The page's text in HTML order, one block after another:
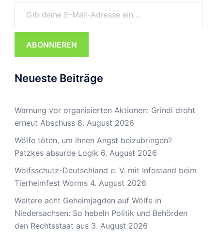
ABONNIEREN
Neueste Beiträge
Warnung vor organisierten Aktionen: Grindi droht
erneut Abschuss 8. August 2026
Wölfe töten, um ihnen Angst beizubringen?
Patzkes absurde Logik 6. August 2026
Wolfsschutz-Deutschland e. V. mit Infostand beim
Tierheimfest Worms 4. August 2026
Weitere acht Geheimjagden auf Wölfe in
Niedersachsen: So hebeln Politik und Behörden
den Rechtsstaat aus 3. August 2026